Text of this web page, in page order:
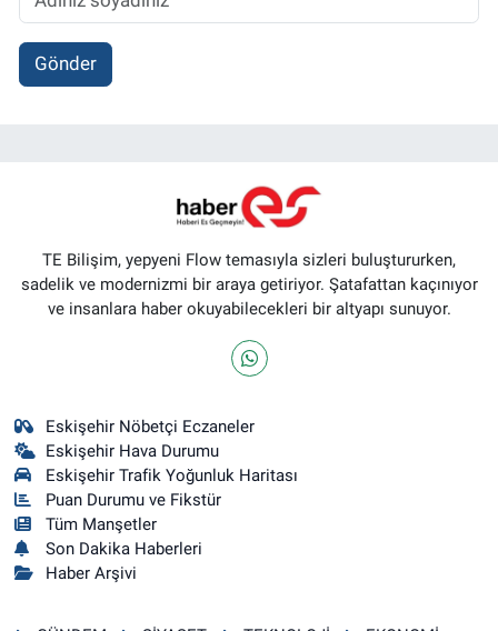
Gönder
TE Bilişim, yepyeni Flow temasıyla sizleri buluştururken,
sadelik ve modernizmi bir araya getiriyor. Şatafattan kaçınıyor
ve insanlara haber okuyabilecekleri bir altyapı sunuyor.
Eskişehir Nöbetçi Eczaneler
Eskişehir Hava Durumu
Eskişehir Trafik Yoğunluk Haritası
Puan Durumu ve Fikstür
Tüm Manşetler
Son Dakika Haberleri
Haber Arşivi